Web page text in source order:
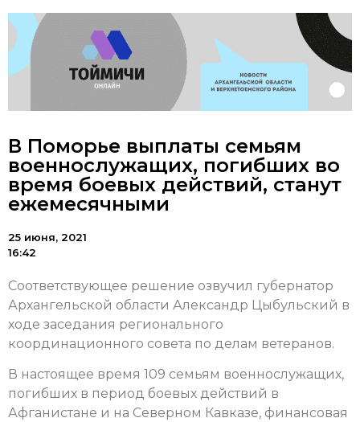
В Поморье выплаты семьям
военнослужащих, погибших во
время боевых действий, станут
ежемесячными
25 июня, 2021
16:42
Соответствующее решение озвучил губернатор
Архангельской области Александр Цыбульский в
ходе заседания регионального
координационного совета по делам ветеранов.
В настоящее время 109 семьям военнослужащих,
погибших в период боевых действий в
Афганистане и на Северном Кавказе, финансовая